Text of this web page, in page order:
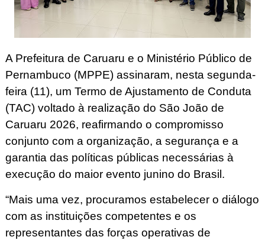
A Prefeitura de Caruaru e o Ministério Público de
Pernambuco (MPPE) assinaram, nesta segunda-
feira (11), um Termo de Ajustamento de Conduta
(TAC) voltado à realização do São João de
Caruaru 2026, reafirmando o compromisso
conjunto com a organização, a segurança e a
garantia das políticas públicas necessárias à
execução do maior evento junino do Brasil.
“Mais uma vez, procuramos estabelecer o diálogo
com as instituições competentes e os
representantes das forças operativas de